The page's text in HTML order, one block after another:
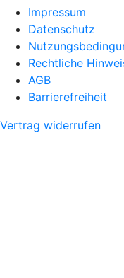
Impressum
Datenschutz
Rechtliche
AGB
Barrierefreiheit
Vertrag widerrufen